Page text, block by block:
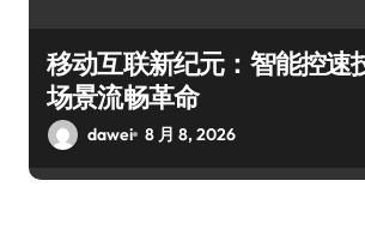
移动互联新纪元：智能控速
场景流畅革命
dawei 8 月 8, 2026